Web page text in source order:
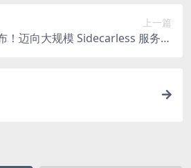
上一篇
！迈向大规模 Sidecarless 服务网